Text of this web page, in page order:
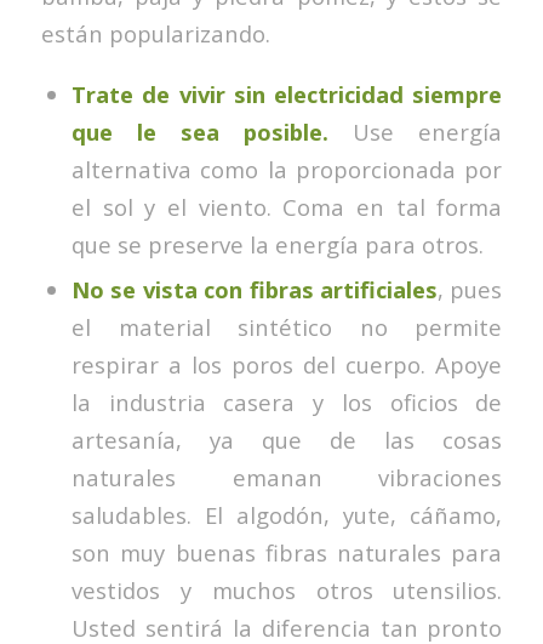
están popularizando.
Trate de vivir sin electricidad siempre
que le sea posible. Use energía
alternativa como la proporcionada por
el sol y el viento. Coma en tal forma
que se preserve la energía para otros.
No se vista con fibras artificiales, pues
el material sintético no permite
respirar a los poros del cuerpo. Apoye
la industria casera y los oficios de
artesanía, ya que de las cosas
naturales emanan vibraciones
saludables. El algodón, yute, cáñamo,
son muy buenas fibras naturales para
vestidos y muchos otros utensilios.
Usted sentirá la diferencia tan pronto